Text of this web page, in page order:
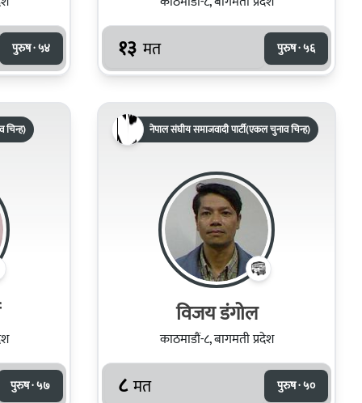
पुरुष · ५४ १३ मत पुरुष · ५६
चिन्ह)
पुरुष · ५७
नेपाल संघीय समाजवादी पार्टी(एकल चुनाव चिन्ह)
विजय डंगोल
काठमाडौं-८, बागमती प्रदेश
८ मत पुरुष · ५०